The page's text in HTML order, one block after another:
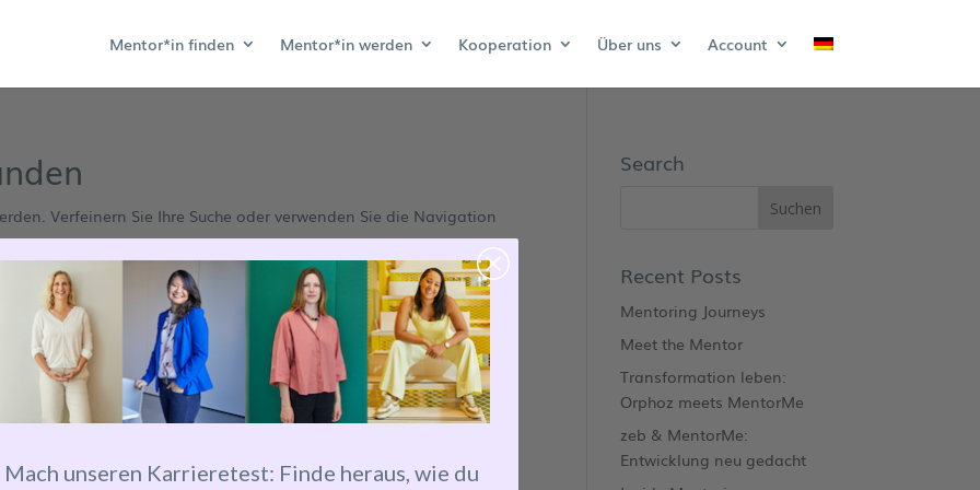
Mentor*in finden Mentor*in werden Kooperation Über uns Account
Verfeinern Sie Ihre Suche oder verwenden Sie die Navigation
Search
Recent Posts
Mentoring Journeys
Meet the Mentor
Transformation leben:
Orphoz meets MentorMe
zeb & MentorMe:
Entwicklung neu gedacht
Mach unseren Karrieretest: Finde heraus, wie du